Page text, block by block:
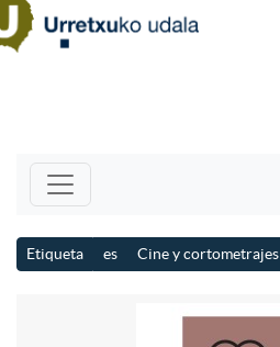
Etiqueta es Cine y cortometrajes